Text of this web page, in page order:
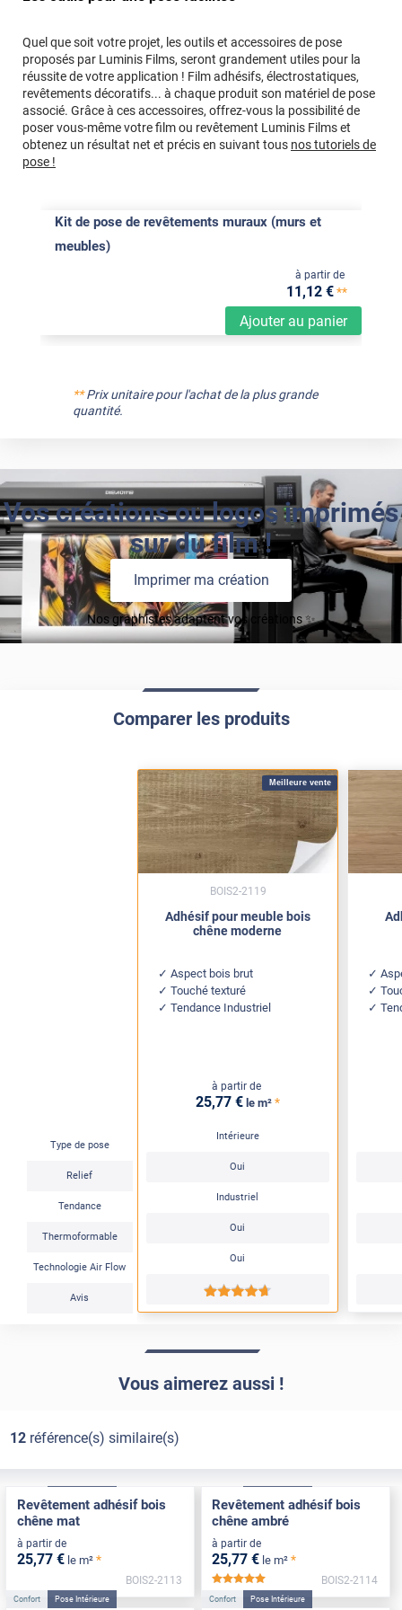
Quel que soit votre projet, les outils et accessoires de pose
proposés par Luminis Films, seront grandement utiles pour la
réussite de votre application ! Film adhésifs, électrostatiques,
revêtements décoratifs... à chaque produit son matériel de pose
associé. Grâce à ces accessoires, offrez-vous la possibilité de
poser vous-même votre film ou revêtement Luminis Films et
obtenez un résultat net et précis en suivant tous nos tutoriels de
pose !
Kit de pose de revêtements muraux (murs et
meubles)
Ajouter au panier
à partir de
11 ,12 €**
**Prix unitaire pour l'achat de la plus grande
quantité.
Vos créations ou logos imprimés
sur du film !
Imprimer ma création
Nos graphistes adaptent vos créations ✨
Comparer les produits
Type de pose
Relief
Tendance
Thermoformable
Technologie Air Flow
Avis
Meilleure vente
Adhésif pour meuble bois
chêne moderne
Aspect bois brut
Touché texturé
Tendance Industriel
à partir de
25,77 € le m² *
Intérieure
Oui
Industriel
Oui
Oui
*****
BOIS2-2119
Vous aimerez aussi !
12référence(s) similaire(s)
Revêtement adhésif bois
chêne mat
à partir de
25,77 € le m² *
BOIS2-2113
Revêtement adhésif bois
chêne ambré
à partir de
25,77 € le m² *
BOIS2-2114
Confort Pose Intérieure Confort Pose Intérieure